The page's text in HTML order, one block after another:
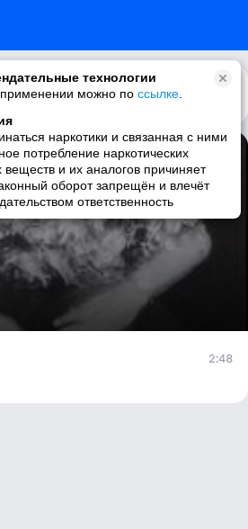
технологии
применении можно по ссылке
наркотики и связанная с ними
потребление наркотических
веществ и их аналогов причиняет
оборот запрещён и влечёт
ответственность
2:48